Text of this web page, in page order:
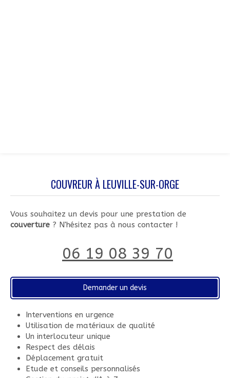
COUVREUR À LEUVILLE-SUR-ORGE
Vous souhaitez un devis pour une prestation de
couverture ? N'hésitez pas à nous contacter !
06 19 08 39 70
Demander un devis
Interventions en urgence
Utilisation de matériaux de qualité
Un interlocuteur unique
Respect des délais
Déplacement gratuit
Etude et conseils personnalisés